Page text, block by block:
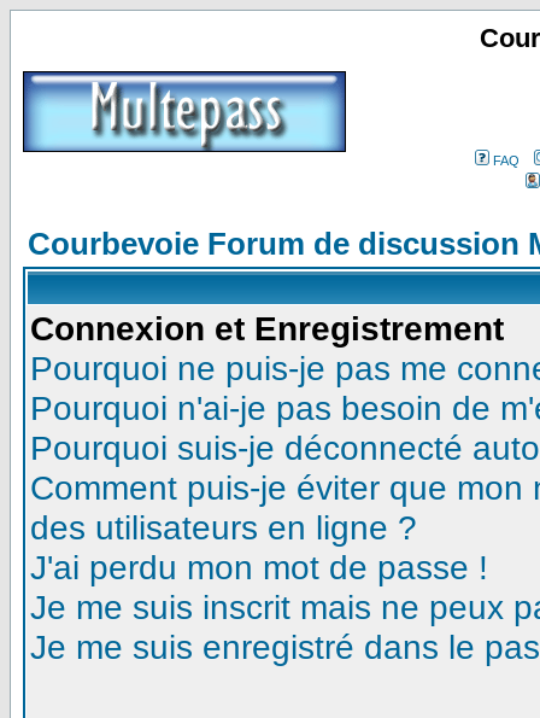
FAQ
Courbevoie Forum de discussion
Connexion et Enregistrement
Pourquoi ne puis-je pas me
Pourquoi n'ai-je pas besoin de
Pourquoi suis-je déconnecté
Comment puis-je éviter que
des utilisateurs en ligne ?
J'ai perdu mon mot de passe !
Je me suis inscrit mais ne peux
Je me suis enregistré dans le